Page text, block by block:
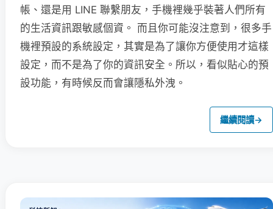
帳、還是用 LINE 聯繫朋友，手機裡幾乎裝著人們所有
的生活資訊跟敏感個資。 而且你可能沒注意到，很多手
機裡預設的系統設定，其實是為了讓你方便使用才這樣
設定，而不是為了你的資訊安全。所以，看似貼心的預
設功能，有時候反而會讓隱私外洩。
繼續閱讀→